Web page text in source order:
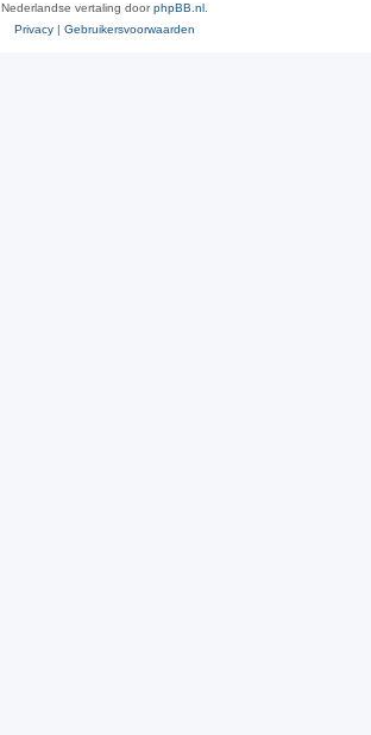
Nederlandse vertaling doorphpBB.nl
Privacy | Gebruikersvoorwaarden